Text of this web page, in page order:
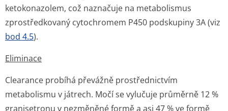
ketokonazolem, což naznačuje na metabolismus
zprostředkovaný cytochromem P450 podskupiny 3A (viz
bod 4.5).
Eliminace
Clearance probíhá převážně prostřednictvím
metabolismu v játrech. Močí se vylučuje průměrně 12 %
granisetronu v nezměněné formě a asi 47 % ve formě